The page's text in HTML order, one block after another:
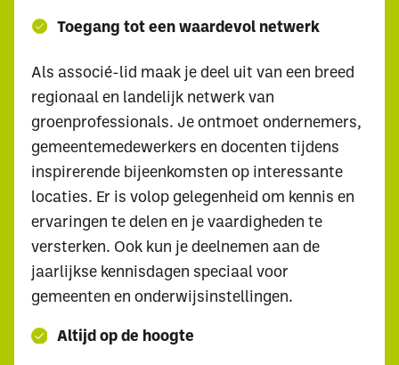
Toegang tot een waardevol netwerk
Als associé-lid maak je deel uit van een breed
regionaal en landelijk netwerk van
groenprofessionals. Je ontmoet ondernemers,
gemeentemedewerkers en docenten tijdens
inspirerende bijeenkomsten op interessante
locaties. Er is volop gelegenheid om kennis en
ervaringen te delen en je vaardigheden te
versterken. Ook kun je deelnemen aan de
jaarlijkse kennisdagen speciaal voor
gemeenten en onderwijsinstellingen.
Altijd op de hoogte